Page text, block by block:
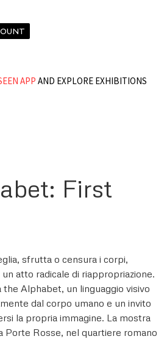
APP AND EXPLORE EXHIBITIONS
First
sfrutta o censura i corpi,
atto radicale di riappropriazione.
Alphabet, un linguaggio visivo
dal corpo umano e un invito
la propria immagine. La mostra
Porte Rosse, nel quartiere romano